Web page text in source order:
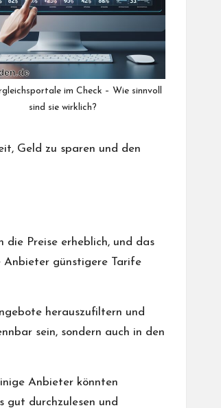
im Check – Wie sinnvoll
sind sie wirklich?
Geld zu sparen und den
die Preise erheblich, und das
Anbieter günstigere Tarife
herauszufiltern und
sein, sondern auch in den
Anbieter könnten
gut durchzulesen und